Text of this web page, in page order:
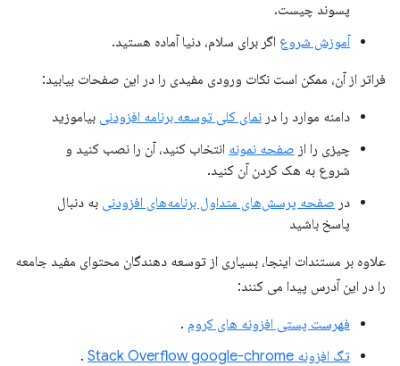
پسوند چیست.
آموزش شروع اگر برای سلام، دنیا آماده هستید.
فراتر از آن، ممکن است نکات ورودی مفیدی را در این صفحات بیابید:
دامنه موارد را در نمای کلی توسعه برنامه افزودنی بیاموزید
چیزی را از صفحه نمونه انتخاب کنید، آن را نصب کنید و
شروع به هک کردن آن کنید.
در صفحه پرسش‌های متداول برنامه‌های افزودنی به دنبال
پاسخ باشید
علاوه بر مستندات اینجا، بسیاری از توسعه دهندگان محتوای مفید جامعه
را در این آدرس پیدا می کنند:
فهرست پستی افزونه های کروم .
تگ افزونه Stack Overflow google-chrome
.